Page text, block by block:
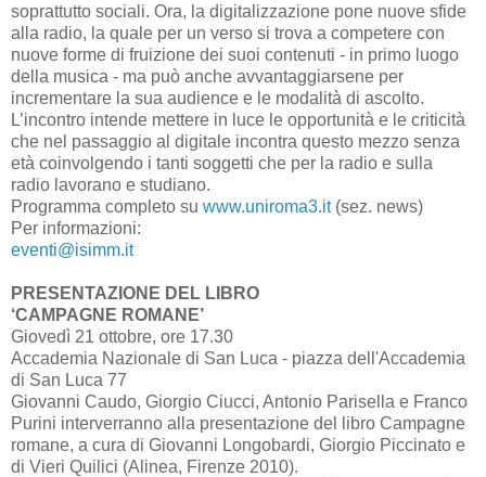
soprattutto sociali. Ora, la digitalizzazione pone nuove sfide
alla radio, la quale per un verso si trova a competere con
nuove forme di fruizione dei suoi contenuti - in primo luogo
della musica - ma può anche avvantaggiarsene per
incrementare la sua audience e le modalità di ascolto.
L’incontro intende mettere in luce le opportunità e le criticità
che nel passaggio al digitale incontra questo mezzo senza
età coinvolgendo i tanti soggetti che per la radio e sulla
radio lavorano e studiano.
Programma completo su www.uniroma3.it(sez. news)
Per informazioni:
eventi@isimm.it
PRESENTAZIONE DEL LIBRO
‘CAMPAGNE ROMANE’
Giovedì 21 ottobre, ore 17.30
Accademia Nazionale di San Luca - piazza dell'Accademia
di San Luca 77
Giovanni Caudo, Giorgio Ciucci, Antonio Parisella e Franco
Purini interverranno alla presentazione del libro Campagne
romane, a cura di Giovanni Longobardi, Giorgio Piccinato e
di Vieri Quilici (Alinea, Firenze 2010).